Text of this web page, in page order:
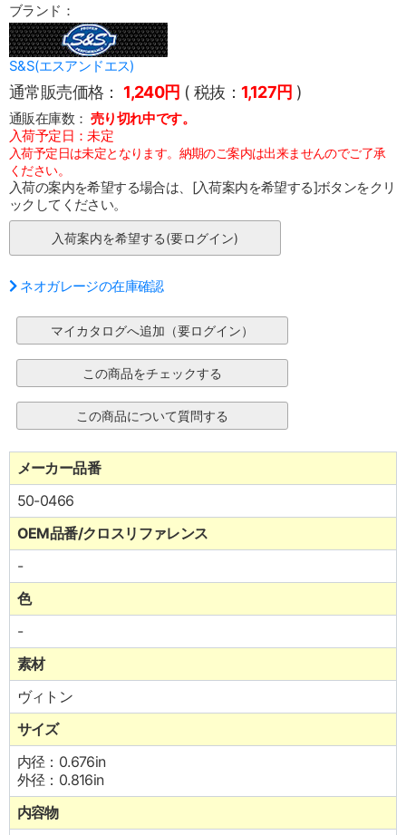
ブランド：
S&S(エスアンドエス)
通常販売価格： 1,240円 ( 税抜： 1,127円 )
通販在庫数： 売り切れ中です。
入荷予定日：未定
入荷予定日は未定となります。納期のご案内は出来ませんのでご了承
ください。
入荷の案内を希望する場合は、[入荷案内を希望する]ボタンをクリ
ックしてください。
ネオガレージの在庫確認
メーカー品番
50-0466
OEM品番/クロスリファレンス
-
色
-
素材
ヴィトン
サイズ
内径：0.676in
外径：0.816in
内容物